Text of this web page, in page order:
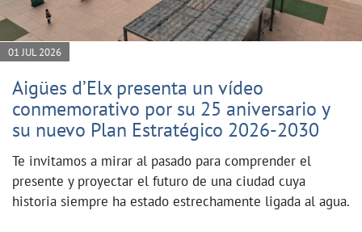
01 JUL 2026
Aigües d’Elx presenta un vídeo
conmemorativo por su 25 aniversario y
su nuevo Plan Estratégico 2026-2030
Te invitamos a mirar al pasado para comprender el
presente y proyectar el futuro de una ciudad cuya
historia siempre ha estado estrechamente ligada al agua.